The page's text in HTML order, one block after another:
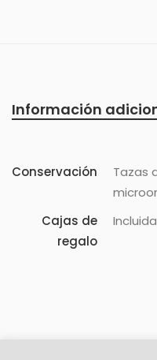
Información
Conservación
Tazas
Cajas de
regalo